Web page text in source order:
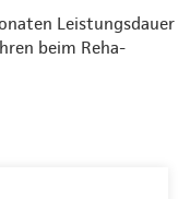
Leistungsdauer
beim Reha-